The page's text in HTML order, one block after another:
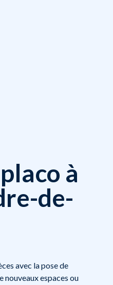
à
de-
avec la pose de
nouveaux espaces ou